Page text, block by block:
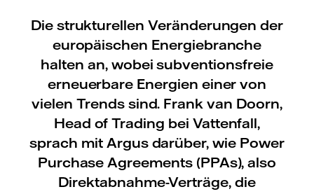
Die strukturellen Veränderungen der
europäischen Energiebranche
halten an, wobei subventionsfreie
erneuerbare Energien einer von
vielen Trends sind. Frank van Doorn,
Head of Trading bei Vattenfall,
sprach mit Argus darüber, wie Power
Purchase Agreements (PPAs), also
Direktabnahme-Verträge, die